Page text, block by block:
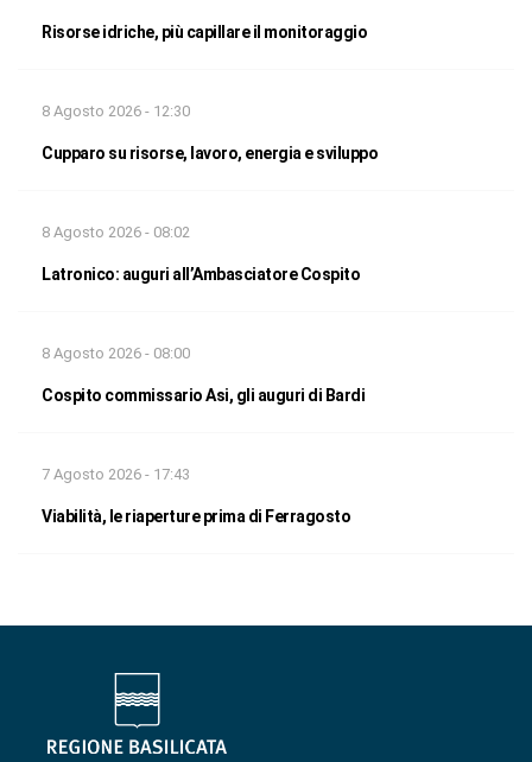
Risorse idriche, più capillare il monitoraggio
8 Agosto 2026 - 12:30
Cupparo su risorse, lavoro, energia e sviluppo
8 Agosto 2026 - 08:02
Latronico: auguri all’Ambasciatore Cospito
8 Agosto 2026 - 08:00
Cospito commissario Asi, gli auguri di Bardi
7 Agosto 2026 - 17:43
Viabilità, le riaperture prima di Ferragosto